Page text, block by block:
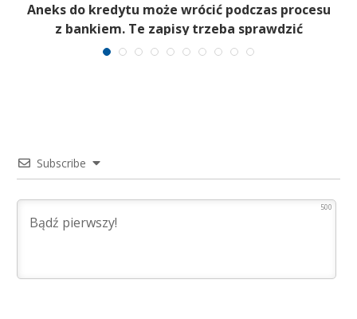
Aneks do kredytu może wrócić podczas procesu
z bankiem. Te zapisy trzeba sprawdzić
Subscribe
500